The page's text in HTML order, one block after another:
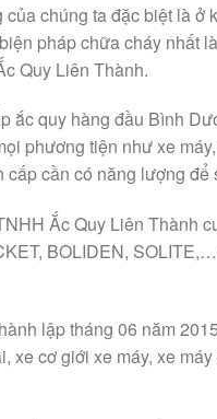
chúng ta đặc biệt là
pháp chữa cháy nhất
Quy Liên Thành.
ắc quy hàng đầu Bình
phương tiện như xe
cần có năng lượng để
Ắc Quy Liên Thành
BOLIDEN,
lập tháng 06 năm
xe cơ giới xe máy, xe